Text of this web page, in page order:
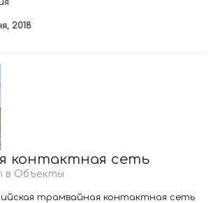
2018
контактная сеть
в Объекты
трамвайная контактная сеть